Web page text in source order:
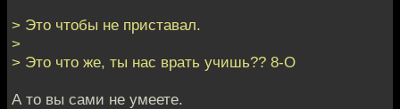
> Это чтобы не приставал.
>
> Это что же, ты нас врать учишь?? 8-O
А то вы сами не умеете.